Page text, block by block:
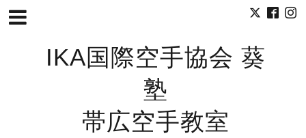
IKA国際空手協会 葵
塾
帯広空手教室